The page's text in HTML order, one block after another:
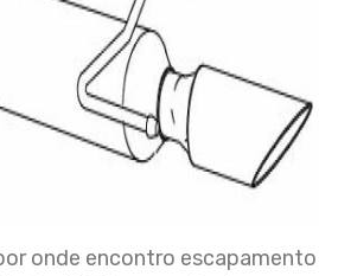
onde encontro escapamento